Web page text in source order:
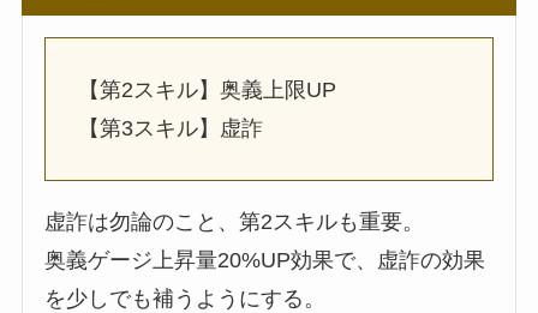
【第2スキル】奥義上限UP
【第3スキル】虚詐
虚詐は勿論のこと、第2スキルも重要。
奥義ゲージ上昇量20%UP効果で、虚詐の効果
を少しでも補うようにする。